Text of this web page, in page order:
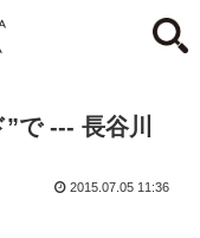
で --- 長谷川
2015.07.05 11:36